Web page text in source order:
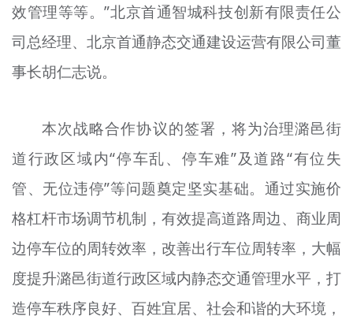
效管理等等。”北京首通智城科技创新有限责任公
司总经理、北京首通静态交通建设运营有限公司董
事长胡仁志说。
本次战略合作协议的签署，将为治理潞邑街
道行政区域内“停车乱、停车难”及道路“有位失
管、无位违停”等问题奠定坚实基础。通过实施价
格杠杆市场调节机制，有效提高道路周边、商业周
边停车位的周转效率，改善出行车位周转率，大幅
度提升潞邑街道行政区域内静态交通管理水平，打
造停车秩序良好、百姓宜居、社会和谐的大环境，